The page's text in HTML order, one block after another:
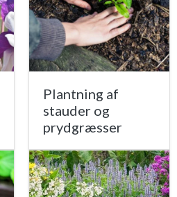
Plantning af
stauder og
prydgræsser